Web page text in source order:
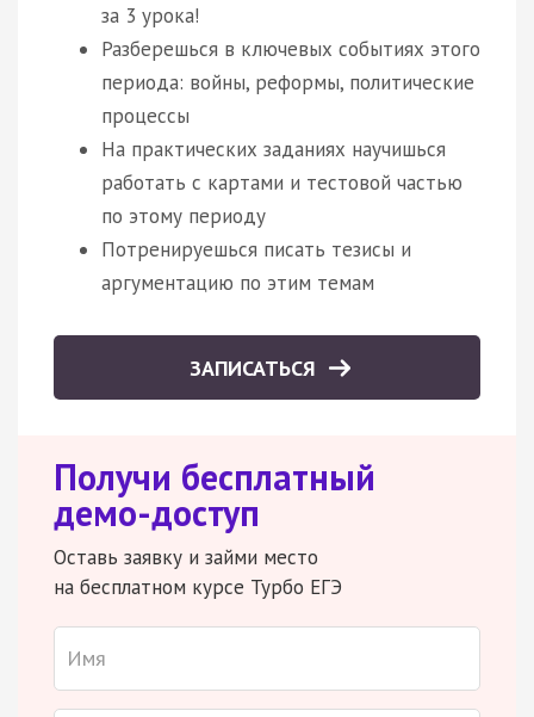
за 3 урока!
Разберешься в ключевых событиях этого
периода: войны, реформы, политические
процессы
На практических заданиях научишься
работать с картами и тестовой частью
по этому периоду
Потренируешься писать тезисы и
аргументацию по этим темам
ЗАПИСАТЬСЯ
Получи бесплатный
демо-доступ
Оставь заявку и займи место
на бесплатном курсе Турбо ЕГЭ